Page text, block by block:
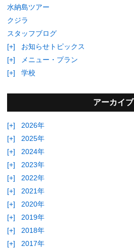
水納島ツアー
クジラ
スタッフブログ
[+]
お知らせトピックス
[+]
メニュー・プラン
[+]
学校
アーカイブ
[+]
2026年
[+]
2025年
[+]
2024年
[+]
2023年
[+]
2022年
[+]
2021年
[+]
2020年
[+]
2019年
[+]
2018年
[+]
2017年